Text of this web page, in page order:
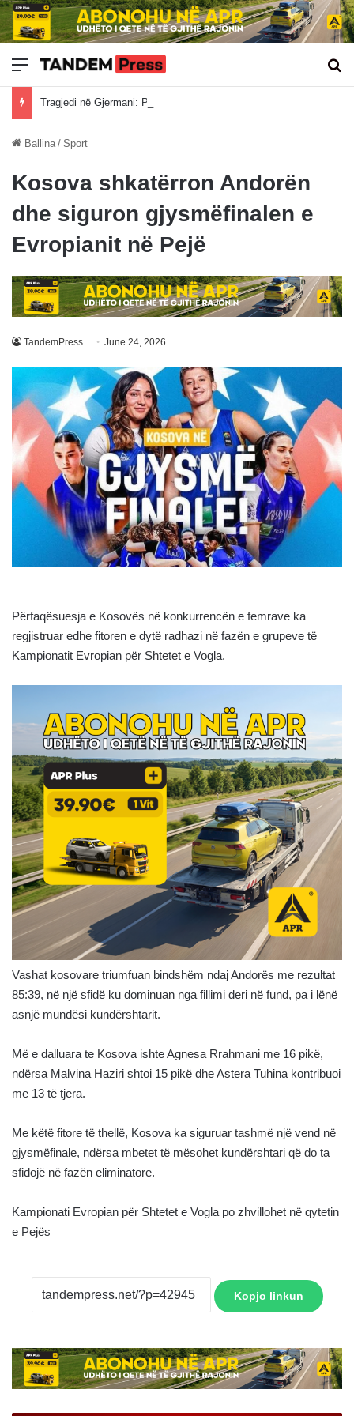
Meny
Ballina / Sport
Kosova shkatërron Andorën
dhe siguron gjysmëfinalen e
Evropianit në Pejë
TandemPress June 24, 2026
Përfaqësuesja e Kosovës në konkurrencën e femrave ka
regjistruar edhe fitoren e dytë radhazi në fazën e grupeve të
Kampionatit Evropian për Shtetet e Vogla.
Vashat kosovare triumfuan bindshëm ndaj Andorës me rezultat
85:39, në një sfidë ku dominuan nga fillimi deri në fund, pa i lënë
asnjë mundësi kundërshtarit.
Më e dalluara te Kosova ishte Agnesa Rrahmani me 16 pikë,
ndërsa Malvina Haziri shtoi 15 pikë dhe Astera Tuhina kontribuoi
me 13 të tjera.
Me këtë fitore të thellë, Kosova ka siguruar tashmë një vend në
gjysmëfinale, ndërsa mbetet të mësohet kundërshtari që do ta
sfidojë në fazën eliminatore.
Kampionati Evropian për Shtetet e Vogla po zhvillohet në qytetin
e Pejës
Kopjo linkun